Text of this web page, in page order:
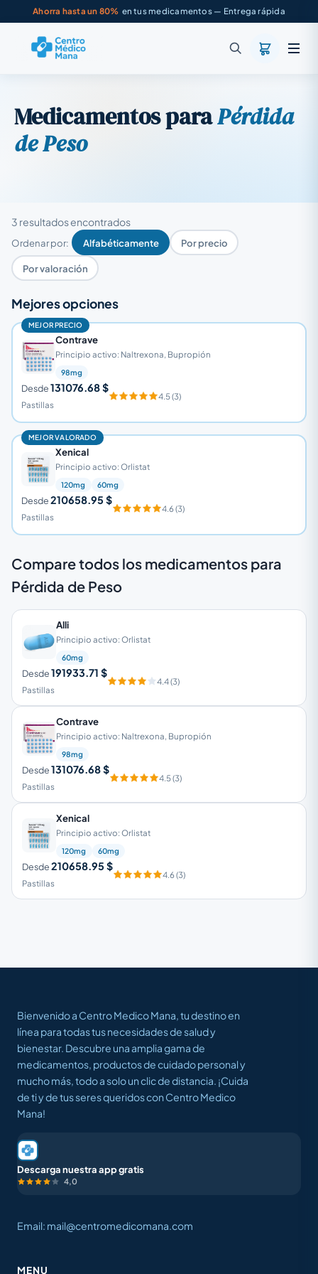
Ahorra hasta un 80% en tus medicamentos — Entrega rápida
Medicamentos paraPérdida
de Peso
3 resultados encontrados
Ordenar por: Alfabéticamente Por precio
Por valoración
Mejores opciones
MEJOR PRECIO
Contrave
Principio activo: Naltrexona, Bupropión
98mg
Desde131076.68 $
Pastillas
4.5 (3)
MEJOR VALORADO
Xenical
Principio activo: Orlistat
120mg 60mg
Desde210658.95 $
Pastillas
4.6 (3)
Compare todos los medicamentos para
Pérdida de Peso
Contrave
Principio activo: Naltrexona, Bupropión
98mg
Desde131076.68 $
Pastillas
4.5 (3)
Alli
Principio activo: Orlistat
60mg
Desde191933.71 $
Pastillas
4.4 (3)
Xenical
Principio activo: Orlistat
120mg 60mg
Desde210658.95 $
Pastillas
4.6 (3)
Bienvenido a Centro Medico Mana, tu destino en
línea para todas tus necesidades de salud y
bienestar. Descubre una amplia gama de
medicamentos, productos de cuidado personal y
mucho más, todo a solo un clic de distancia. ¡Cuida
de ti y de tus seres queridos con Centro Medico
Mana!
Descarga nuestra app gratis
4,0
Email: mail@centromedicomana.com
MENU